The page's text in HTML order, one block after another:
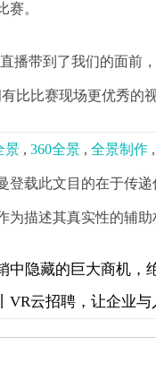
赛。
播带到了我们的面前
比比赛现场更优秀的视
景 , 360全景 , 全景制作 ,
登载此文目的在于传
为描述其真实性的辅助
中隐藏的巨大商机，
VR云招聘，让企业与